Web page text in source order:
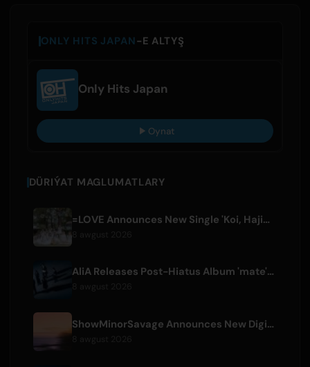
ONLY HITS JAPAN-E ALTYŞ
Only Hits Japan
Oynat
DÜRIÝAT MAGLUMATLARY
=LOVE Announces New Single 'Koi, Hajimemashita.' and Tokyo Dome Concerts
AliA Releases Post-Hiatus Album 'mate', Announces Tokyo Live
ShowMinorSavage Announces New Digital Single 'Gradation'